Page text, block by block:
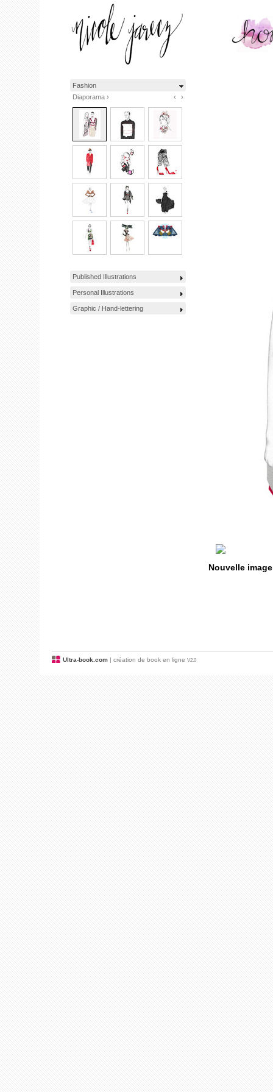
Nouvelle image
Fashion
Diaporama ›
‹ ›
Published Illustrations
Personal Illustrations
Graphic / Hand-lettering
Ultra-book.com | création de book en ligne V2.0